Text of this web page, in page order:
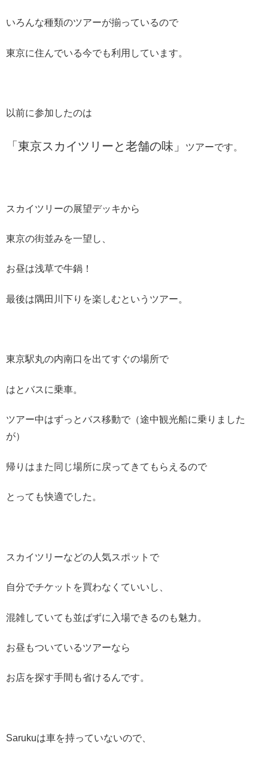
いろんな種類のツアーが揃っているので
東京に住んでいる今でも利用しています。
以前に参加したのは
「東京スカイツリーと老舗の味」 ツアーです。
スカイツリーの展望デッキから
東京の街並みを一望し、
お昼は浅草で牛鍋！
最後は隅田川下りを楽しむというツアー。
東京駅丸の内南口を出てすぐの場所で
はとバスに乗車。
ツアー中はずっとバス移動で（途中観光船に乗りました
が）
帰りはまた同じ場所に戻ってきてもらえるので
とっても快適でした。
スカイツリーなどの人気スポットで
自分でチケットを買わなくていいし、
混雑していても並ばずに入場できるのも魅力。
お昼もついているツアーなら
お店を探す手間も省けるんです。
Sarukuは車を持っていないので、